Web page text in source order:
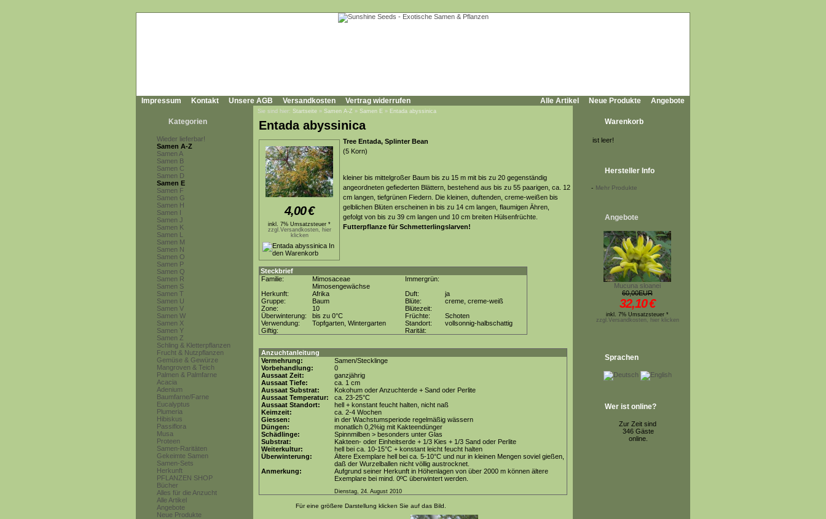
Impressum Kontakt Unsere AGB Versandkosten Vertrag widerrufen Alle Artikel Neue Produkte Angebote
Kategorien
Wieder lieferbar!
Samen A-Z
Samen A
Samen B
Samen C
Samen D
Samen E
Samen F
Samen G
Samen H
Samen I
Samen J
Samen K
Samen L
Samen M
Samen N
Samen O
Samen P
Samen Q
Samen R
Samen S
Samen T
Samen U
Samen V
Samen W
Samen X
Samen Y
Samen Z
Schling & Kletterpflanzen
Frucht & Nutzpflanzen
Gemüse & Gewürze
Mangroven & Teich
Palmen & Palmfarne
Acacia
Adenium
Baumfarne/Farne
Eucalyptus
Plumeria
Hibiskus
Passiflora
Musa
Proteen
Samen-Raritäten
Gekeimte Samen
Samen-Sets
Herkunft
PFLANZEN SHOP
Bücher
Alles für die Anzucht
Alle Artikel
Angebote
Neue Produkte
Sie sind hier: Startseite » Samen A-Z » Samen E » Entada abyssinica
Entada abyssinica
4,00€
inkl. 7% Umsatzsteuer *
zzgl.Versandkosten, hier
klicken
Tree Entada, Splinter Bean
(5 Korn)
kleiner bis mittelgroßer Baum bis zu 15 m mit bis zu 20 gegenständig
angeordneten gefiederten Blättern, bestehend aus bis zu 55 paarigen, ca. 12
cm langen, tiefgrünen Fiedern. Die kleinen, duftenden, creme-weißen bis
gelblichen Blüten erscheinen in bis zu 14 cm langen, flaumigen Ähren,
gefolgt von bis zu 39 cm langen und 10 cm breiten Hülsenfrüchte.
Futterpflanze für Schmetterlingslarven!
Steckbrief
Familie:
Mimosaceae
Mimosengewächse
Immergrün:
Herkunft:
Afrika Duft:
ja
Gruppe:
Baum Blüte:
creme, creme-weiß
Zone:
10
Blütezeit:
Überwinterung:
bis zu 0°C Früchte:
Schoten
Verwendung:
Topfgarten, Wintergarten Standort:
vollsonnig-halbschattig
Giftig:
Rarität:
Anzuchtanleitung
Vermehrung:
Samen/Stecklinge
Vorbehandlung:
0
Aussaat Zeit:
ganzjährig
Aussaat Tiefe:
ca. 1 cm
Aussaat Substrat:
Kokohum oder Anzuchterde + Sand oder Perlite
Aussaat Temperatur:
ca. 23-25°C
Aussaat Standort:
hell + konstant feucht halten, nicht naß
Keimzeit:
ca. 2-4 Wochen
Giessen:
in der Wachstumsperiode regelmäßig wässern
Düngen:
monatlich 0,2%ig mit Kakteendünger
Schädlinge:
Spinnmilben > besonders unter Glas
Substrat:
Kakteen- oder Einheitserde + 1/3 Kies + 1/3 Sand oder Perlite
Weiterkultur:
hell bei ca. 10-15°C + konstant leicht feucht halten
Überwinterung:
Ältere Exemplare hell bei ca. 5-10°C und nur in kleinen Mengen soviel gießen,
daß der Wurzelballen nicht völlig austrocknet.
Anmerkung:
Aufgrund seiner Herkunft in Höhenlagen von über 2000 m können ältere
Exemplare bei mind. 0ºC überwintert werden.
Dienstag, 24. August 2010
Für eine größere Darstellung klicken Sie auf das Bild.
Warenkorb
ist leer!
Hersteller Info
- Mehr Produkte
Angebote
Mucuna sloanei
60,00EUR
32,10€
inkl. 7% Umsatzsteuer *
zzgl.Versandkosten, hier klicken
Sprachen
Wer ist online?
Zur Zeit sind
346 Gäste
online.